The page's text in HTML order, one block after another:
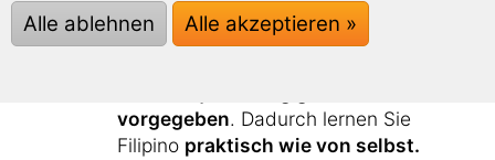
Filipino lernen warnoch nie so
einfach wie jetzt:
vorgegeben. Dadurch lernen Sie
Filipino praktisch wie von selbst.
Alle ablehnen Alle akzeptieren »